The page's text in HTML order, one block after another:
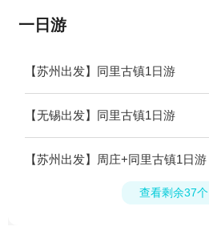
一日游
【苏州出发】同里古镇1日游
【无锡出发】同里古镇1日游
【苏州出发】周庄+同里古镇1日游
查看剩余37个